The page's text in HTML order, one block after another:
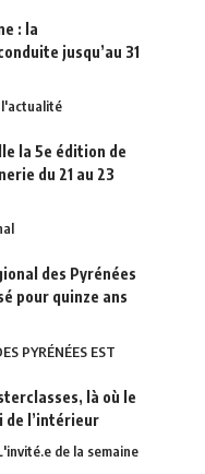
: la
jusqu’au 31
la 5e édition de
du 21 au 23
des Pyrénées
pour quinze ans
PYRÉNÉES EST
là où le
de l’intérieur
de la semaine